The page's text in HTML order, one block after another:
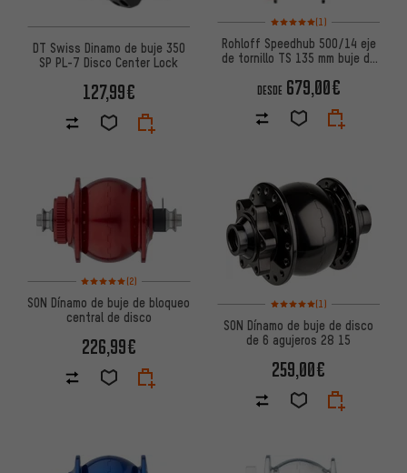
DT Swiss Dinamo de buje 350
SP PL-7 Disco Center Lock
127,99€
Valoración media: 5 de 5
(1)
Rohloff Speedhub 500/14 eje
de tornillo TS 135 mm buje de
DESDE 679,00€
Valoración media: 5 de 5 basada en 2 reseñas
(2)
SON Dínamo de buje de bloqueo
central de disco
226,99€
Valoración media: 5 de 5
(1)
SON Dínamo de buje de disco
de 6 agujeros 28 15
259,00€